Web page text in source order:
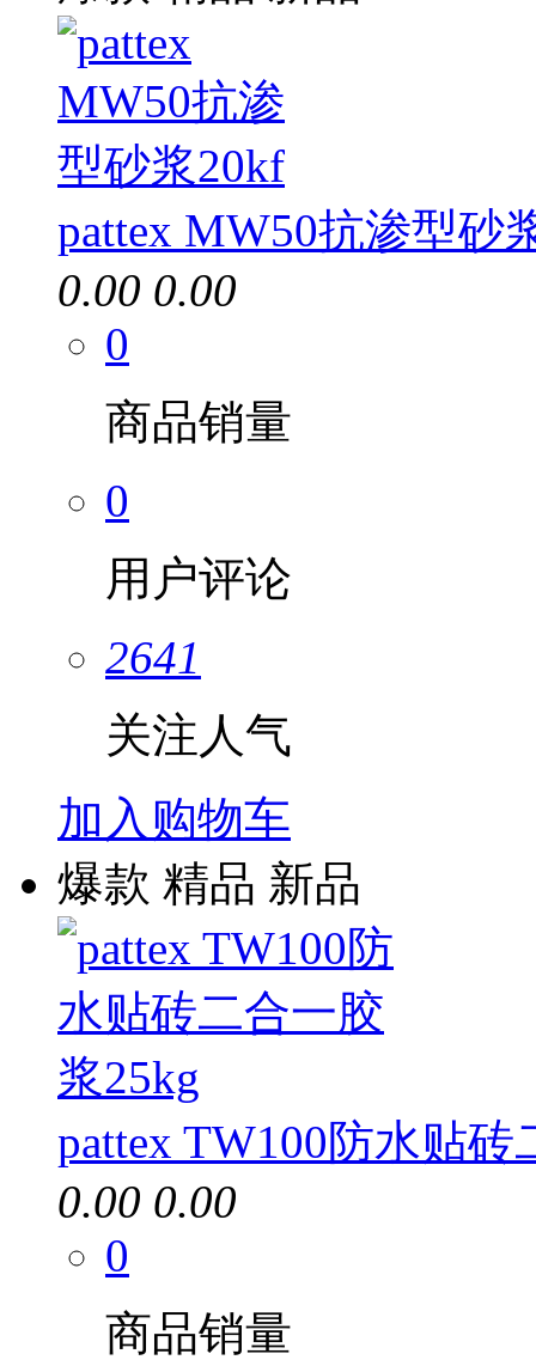
pattex MW50抗渗型砂
0.00 0.00
0
商品销量
0
用户评论
2641
关注人气
加入购物车
爆款 精品 新品
pattex TW100防水贴
0.00 0.00
0
商品销量